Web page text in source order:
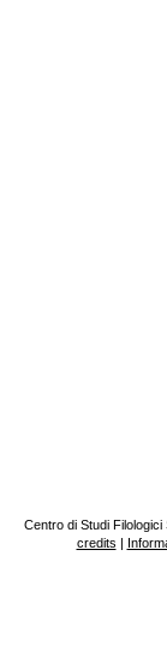
Centro di Studi
credits |